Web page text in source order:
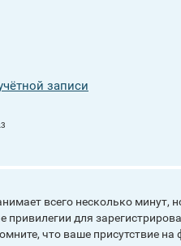
записи
всего несколько минут,
для
что ваше присутствие